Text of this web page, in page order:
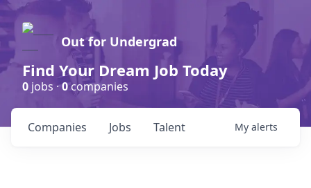
Out for Undergrad
Find Your Dream Job Today
0 jobs ·0companies
Jobs
Companies Talent My alerts